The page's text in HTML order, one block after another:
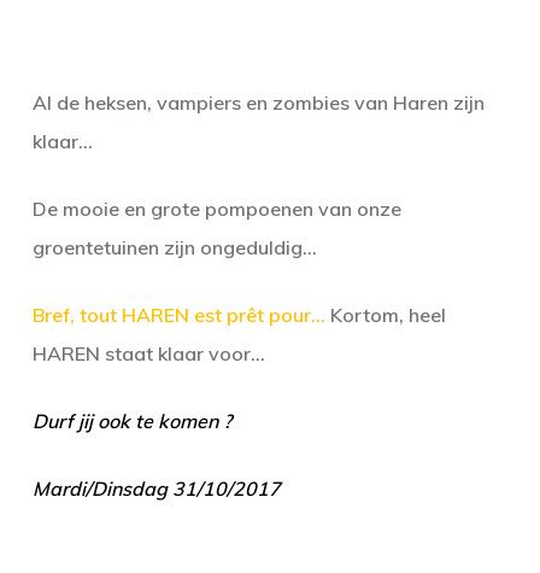
Al de heksen, vampiers en zombies van Haren zijn
klaar…
De mooie en grote pompoenen van onze
groentetuinen zijn ongeduldig…
Bref, tout HAREN est prêt pour… Kortom, heel
HAREN staat klaar voor…
Durf jij ook te komen ?
Mardi/Dinsdag 31/10/2017